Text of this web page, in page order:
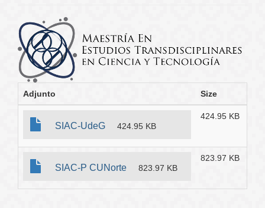
Adjunto Size
SIAC-UdeG 424.95 KB
424.95 KB
SIAC-P CUNorte 823.97 KB
823.97 KB